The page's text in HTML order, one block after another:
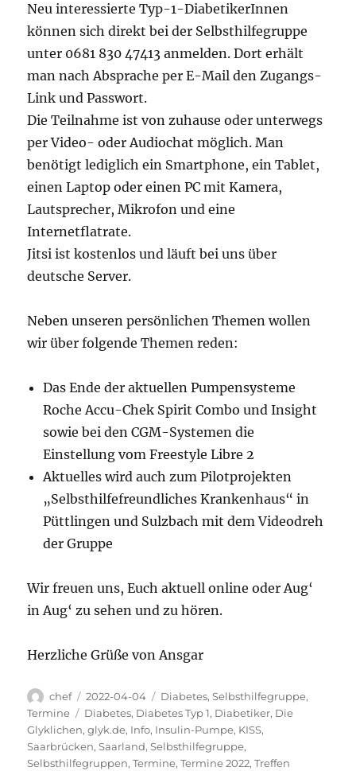
Neu interessierte Typ-1-DiabetikerInnen
können sich direkt bei der Selbsthilfegruppe
unter 0681 830 47413 anmelden. Dort erhält
man nach Absprache per E-Mail den Zugangs-
Link und Passwort.
Die Teilnahme ist von zuhause oder unterwegs
per Video- oder Audiochat möglich. Man
benötigt lediglich ein Smartphone, ein Tablet,
einen Laptop oder einen PC mit Kamera,
Lautsprecher, Mikrofon und eine
Internetflatrate.
Jitsi ist kostenlos und läuft bei uns über
deutsche Server.
Neben unseren persönlichen Themen wollen
wir über folgende Themen reden:
Das Ende der aktuellen Pumpensysteme
Roche Accu-Chek Spirit Combo und Insight
sowie bei den CGM-Systemen die
Einstellung vom Freestyle Libre 2
Aktuelles wird auch zum Pilotprojekten
„Selbsthilfefreundliches Krankenhaus“ in
Püttlingen und Sulzbach mit dem Videodreh
der Gruppe
Wir freuen uns, Euch aktuell online oder Aug‘
in Aug‘ zu sehen und zu hören.
Herzliche Grüße von Ansgar
Autor
chef
Veröffentlicht
am
2022-04-04 Kategorien
Diabetes,Selbsthilfegruppe,
Termine
Schlagwörter
Diabetes, Diabetes Typ 1, Diabetiker, Die
Glyklichen,glyk.de, Info, Insulin-Pumpe, KISS,
Saarbrücken,Saarland,Selbsthilfegruppe,
Selbsthilfegruppen,Termine,Termine 2022,Treffen